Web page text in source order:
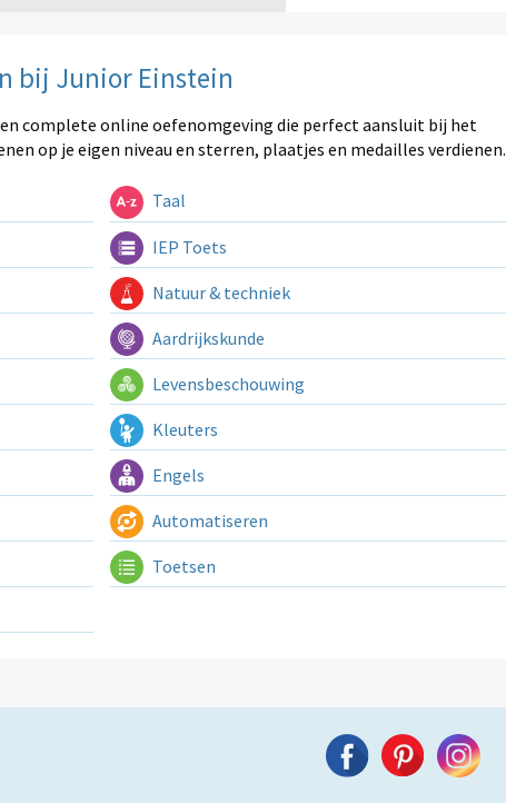
bij Junior Einstein
complete online oefenomgeving die perfect aansluit bij het
op je eigen niveau en sterren, plaatjes en medailles verdienen.
Taal
IEP Toets
Natuur & techniek
Aardrijkskunde
Levensbeschouwing
Kleuters
Engels
Automatiseren
Toetsen